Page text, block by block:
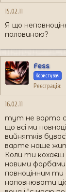
15.02.11
Я що
половиною?
Fess
Користувач
Реєстрація
16.02.11
тут не варто
що всі ми
вийнятків
варте наше
Коли ти кохаєш
новими
повноцінним ти
наповнювати